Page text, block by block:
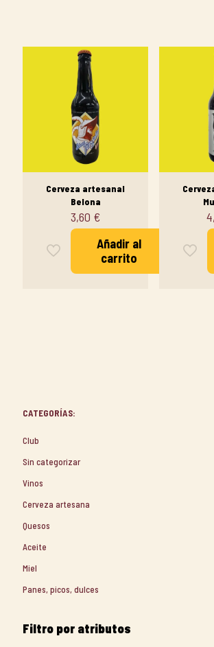
Cerveza artesanal
Belona
3,60 €
Añadir al
carrito
CATEGORÍAS:
Club
Sin categorizar
Vinos
Cerveza artesana
Quesos
Aceite
Miel
Panes, picos, dulces
Filtro por atributos